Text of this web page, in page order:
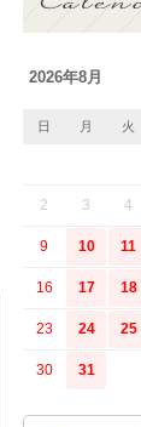
2026年8月
日 月 火
2 3 4
9 10 11
16 17 18
23 24 25
30 31